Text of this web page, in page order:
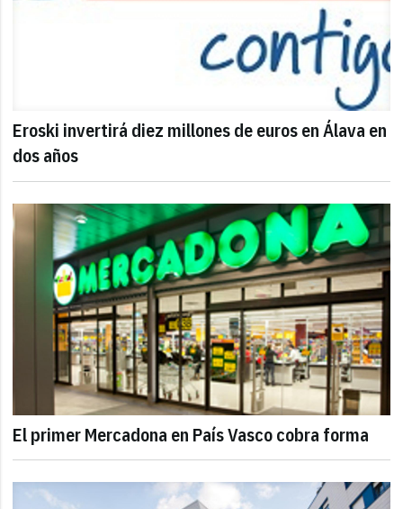
Eroski invertirá diez millones de euros en Álava en
dos años
El primer Mercadona en País Vasco cobra forma